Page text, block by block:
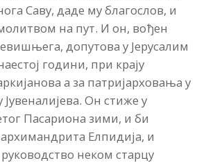
Саву, даде му благослов, и
на пут. И он, вођен
допутова у Јерусалим
години, при крају
а за патријарховања у
Он стиже у
Пасариона зими, и би
Елпидија, и
неком старцу